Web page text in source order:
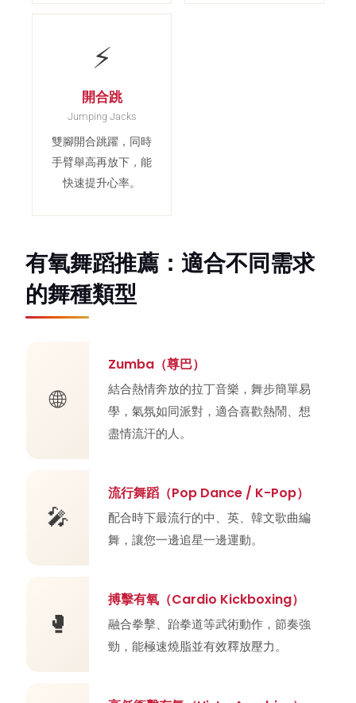
⚡
開合跳
Jumping Jacks
雙腳開合跳躍，同時
手臂舉高再放下，能
快速提升心率。
有氧舞蹈推薦：適合不同需求
的舞種類型
🌐
Zumba（尊巴）
結合熱情奔放的拉丁音樂，舞步簡單易
學，氣氛如同派對，適合喜歡熱鬧、想
盡情流汗的人。
🎤
流行舞蹈（Pop Dance / K-Pop）
配合時下最流行的中、英、韓文歌曲編
舞，讓您一邊追星一邊運動。
🥊
搏擊有氧（Cardio Kickboxing）
融合拳擊、跆拳道等武術動作，節奏強
勁，能極速燒脂並有效釋放壓力。